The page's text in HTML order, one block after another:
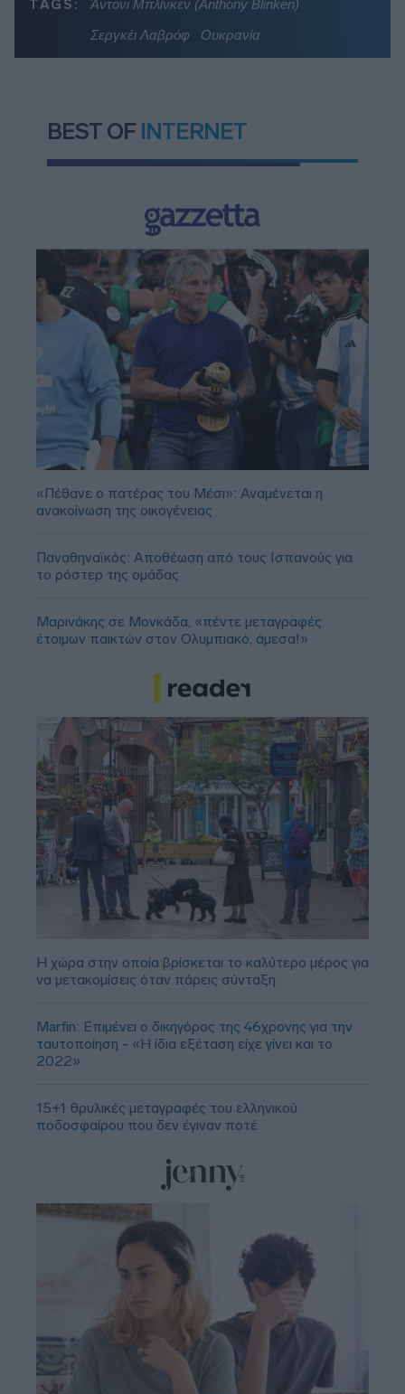
TAGS:
Άντονι Μπλίνκεν (Anthony Blinken)
Σεργκέι Λαβρόφ
Ουκρανία
BEST OF INTERNET
«Πέθανε ο πατέρας του Μέσι»: Αναμένεται η
ανακοίνωση της οικογένειας
Παναθηναϊκός: Αποθέωση από τους Ισπανούς για
το ρόστερ της ομάδας
Μαρινάκης σε Μονκάδα, «πέντε μεταγραφές
έτοιμων παικτών στον Ολυμπιακό, άμεσα!»
Η χώρα στην οποία βρίσκεται το καλύτερο μέρος για
να μετακομίσεις όταν πάρεις σύνταξη
Marfin: Επιμένει ο δικηγόρος της 46χρονης για την
ταυτοποίηση - «Η ίδια εξέταση είχε γίνει και το
2022»
15+1 θρυλικές μεταγραφές του ελληνικού
ποδοσφαίρου που δεν έγιναν ποτέ